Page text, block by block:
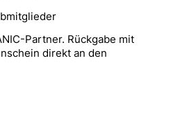
Partner. Rückgabe mit
direkt an den